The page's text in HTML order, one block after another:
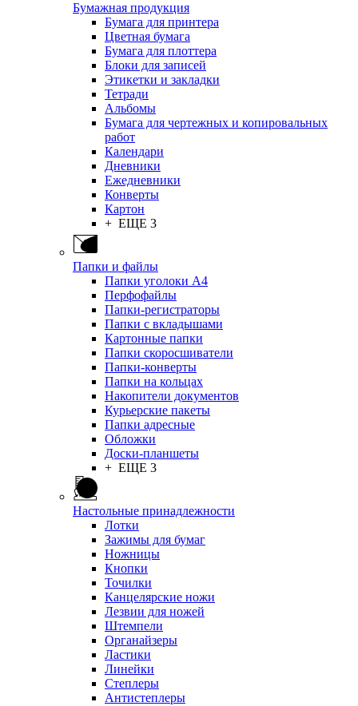
Бумажная продукция
Бумага для принтера
Цветная бумага
Бумага для плоттера
Блоки для записей
Этикетки и закладки
Тетради
Альбомы
Бумага для чертежных и копировальных
работ
Календари
Дневники
Ежедневники
Конверты
Картон
+ ЕЩЕ 3
Папки и файлы
Папки уголоки А4
Перфофайлы
Папки-регистраторы
Папки с вкладышами
Картонные папки
Папки скоросшиватели
Папки-конверты
Папки на кольцах
Накопители документов
Курьерские пакеты
Папки адресные
Обложки
Доски-планшеты
+ ЕЩЕ 3
Настольные принадлежности
Лотки
Зажимы для бумаг
Ножницы
Кнопки
Точилки
Канцелярские ножи
Лезвии для ножей
Штемпели
Органайзеры
Ластики
Линейки
Степлеры
Антистеплеры